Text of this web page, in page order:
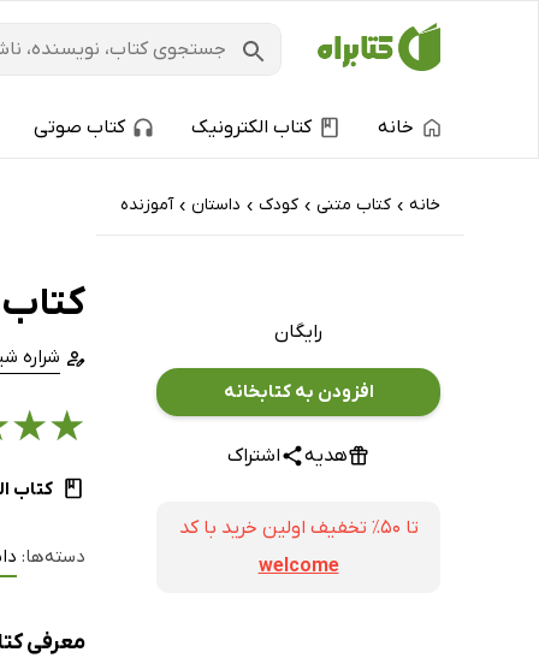
خانه کتاب الکترونیک کتاب صوتی
خانه › کتاب‌ متنی › کودک › داستان › آموزنده
رایگان
افزودن به کتابخانه
هدیه اشتراک
تا ۵۰٪ تخفیف اولین خرید با کد
welcome
شراره
★
★
کتاب
دسته‌ها:
معرفی